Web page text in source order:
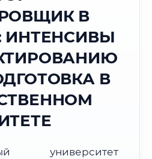
КУТАИСИ
местное время:
2026 г.
🌧️ +24°C,Небольшой дождь
В
ИНТЕНСИВЫ
В
университет